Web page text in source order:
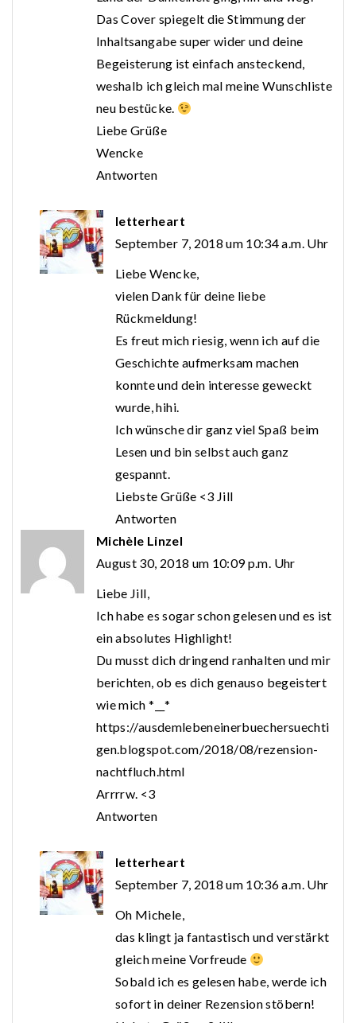
Das Cover spiegelt die Stimmung der
Inhaltsangabe super wider und deine
Begeisterung ist einfach ansteckend,
weshalb ich gleich mal meine Wunschliste
neu bestücke.
Liebe Grüße
Wencke
Antworten
letterheart
September 7, 2018 um 10:34 a.m. Uhr
Liebe Wencke,
vielen Dank für deine liebe
Rückmeldung!
Es freut mich riesig, wenn ich auf die
Geschichte aufmerksam machen
konnte und dein interesse geweckt
wurde, hihi.
Ich wünsche dir ganz viel Spaß beim
Lesen und bin selbst auch ganz
gespannt.
Liebste Grüße <3 Jill
Antworten
Michèle Linzel
August 30, 2018 um 10:09 p.m. Uhr
Liebe Jill,
Ich habe es sogar schon gelesen und es ist
ein absolutes Highlight!
Du musst dich dringend ranhalten und mir
berichten, ob es dich genauso begeistert
wie mich *__*
https://ausdemlebeneinerbuechersuechti
gen.blogspot.com/2018/08/rezension-
nachtfluch.html
Arrrrw. <3
Antworten
letterheart
September 7, 2018 um 10:36 a.m. Uhr
Oh Michele,
das klingt ja fantastisch und verstärkt
gleich meine Vorfreude
Sobald ich es gelesen habe, werde ich
sofort in deiner Rezension stöbern!